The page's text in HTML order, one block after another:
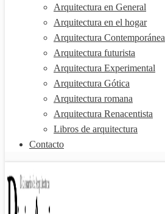
Arquitectura en General
Arquitectura en el hogar
Arquitectura Contemporánea
Arquitectura futurista
Arquitectura Experimental
Arquitectura Gótica
Arquitectura romana
Arquitectura Renacentista
Libros de arquitectura
Contacto